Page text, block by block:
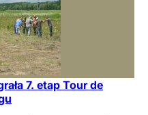
7. etap Tour de